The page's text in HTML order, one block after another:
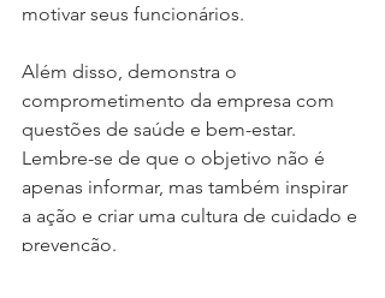
motivar seus funcionários.
Além disso, demonstra o
comprometimento da empresa com
questões de saúde e bem-estar.
Lembre-se de que o objetivo não é
apenas informar, mas também inspirar
a ação e criar uma cultura de cuidado e
prevenção.